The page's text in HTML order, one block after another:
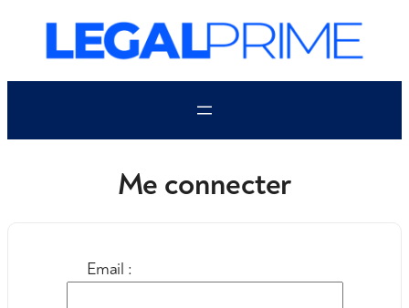
contenu
Me connecter
Email :